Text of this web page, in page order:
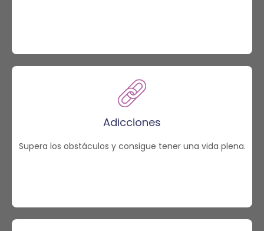
Adicciones
Supera los obstáculos y consigue tener una vida plena.